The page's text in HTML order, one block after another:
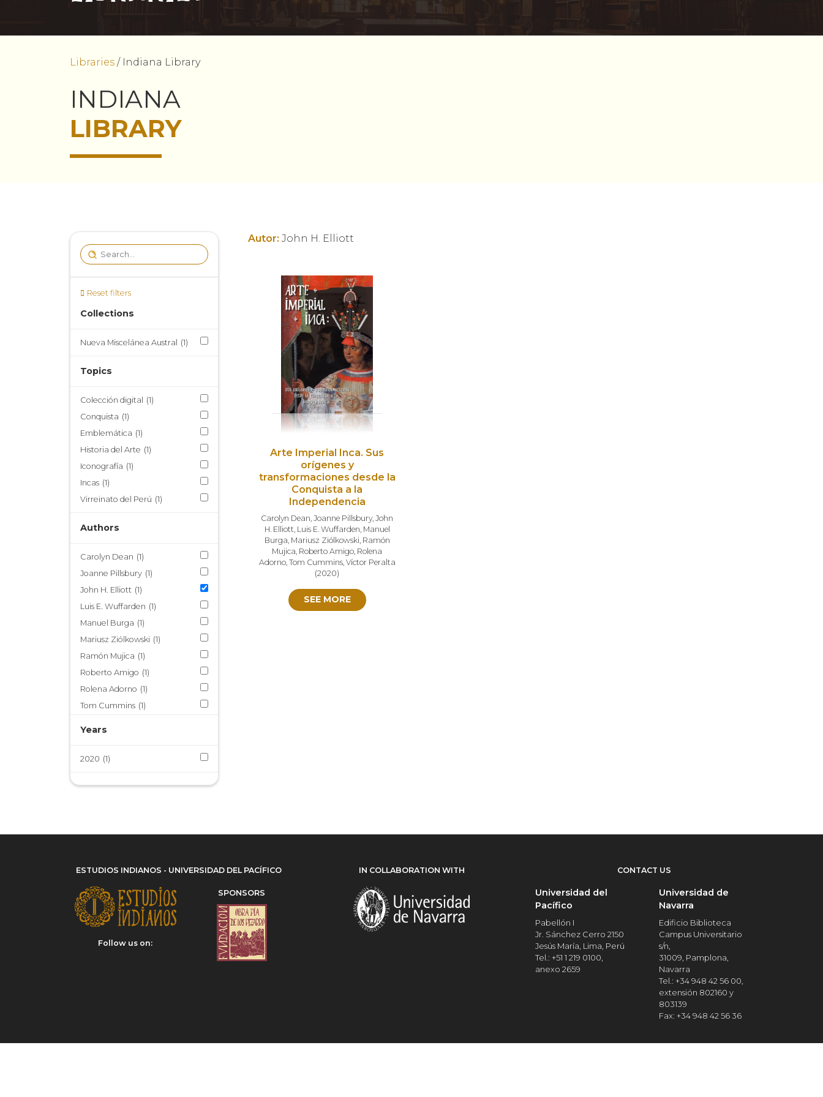
Libraries / Indiana Library
INDIANA
LIBRARY
Reset filters
Collections
Nueva Miscelánea Austral (1)
Topics
Colección digital
(1)
Conquista (1)
Emblemática (1)
Historia del Arte (1)
Iconografía (1)
Incas (1)
Virreinato del Perú (1)
Authors
Carolyn Dean (1)
Joanne Pillsbury (1)
John H. Elliott (1)
Luis E. Wuffarden (1)
Manuel Burga (1)
Mariusz Ziólkowski (1)
Ramón Mujica (1)
Roberto Amigo (1)
Rolena Adorno (1)
Tom Cummins (1)
Years
2020 (1)
Autor: John H. Elliott
Arte Imperial Inca. Sus
orígenes y
transformaciones desde la
Conquista a la
Independencia
Carolyn Dean,Joanne Pillsbury,John
H. Elliott, Luis E. Wuffarden, Manuel
Burga, Mariusz Ziólkowski, Ramón
Mujica, Roberto Amigo, Rolena
Adorno, Tom Cummins, Víctor Peralta
(2020)
SEE MORE
ESTUDIOS INDIANOS - UNIVERSIDAD DEL PACÍFICO
Follow us on:
SPONSORS
IN COLLABORATION WITH CONTACT US
Universidad del
Pacífico
Pabellón I
Jr. Sánchez Cerro 2150
Jesús María, Lima, Perú
Tel.: +51 1 219 0100,
anexo 2659
Universidad de
Navarra
Edificio Biblioteca
Campus Universitario
s/n,
31009, Pamplona,
Navarra
Tel.: +34 948 42 56 00,
extensión 802160 y
803139
Fax: +34 948 42 56 36